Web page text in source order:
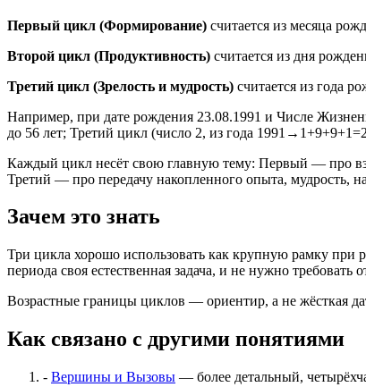
Первый цикл (Формирование) считается из месяца
Второй цикл (Продуктивность) считается из дня
Третий цикл (Зрелость и мудрость) считается из года
Например, при дате рождения 23.08.1991 и Числе
до 56 лет; Третий цикл (число 2, из года
Каждый цикл несёт свою главную тему: Первый — про
Третий — про передачу накопленного опыта, мудрость,
Зачем это знать
Три цикла хорошо использовать как крупную рамку при
периода своя естественная задача, и не нужно требовать
Возрастные границы циклов — ориентир, а не жёсткая
Как связано с другими понятиями
- Вершины и Вызовы — более детальный,